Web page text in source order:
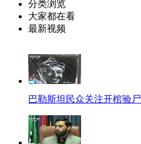
分类浏览
大家都在看
最新视频
巴勒斯坦民众关注开棺验尸